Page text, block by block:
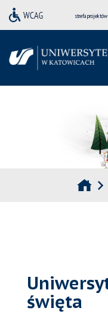
strefa projektów
święta